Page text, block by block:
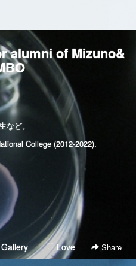
alumni of Mizuno&
ど。
College (2012-2022).
Gallery Love Share